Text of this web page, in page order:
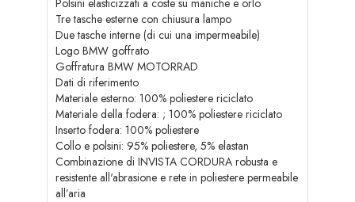
Tre tasche esterne con chiusura lampo
Due tasche interne (di cui una impermeabile)
Logo BMW goffrato
Goffratura BMW MOTORRAD
Dati di riferimento
Materiale esterno: 100% poliestere riciclato
Materiale della fodera: ; 100% poliestere riciclato
Inserto fodera: 100% poliestere
Collo e polsini: 95% poliestere, 5% elastan
Combinazione di INVISTA CORDURA robusta e
resistente all'abrasione e rete in poliestere permeabile
all’aria